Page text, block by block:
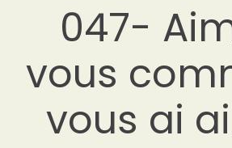
047-
vous
vous ai